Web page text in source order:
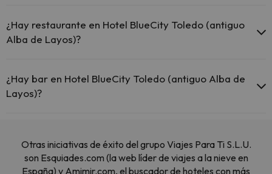
en las zonas comunes.
¿Hay restaurante en Hotel BlueCity Toledo (antiguo
Alba de Layos)?
¿Hay bar en Hotel BlueCity Toledo (antiguo Alba de
Layos)?
Otras iniciativas de éxito del grupo Viajes Para Ti S.L.U.
son Esquiades.com (la web líder de viajes a la nieve en
España) y Amimir.com, el buscador de hoteles con más